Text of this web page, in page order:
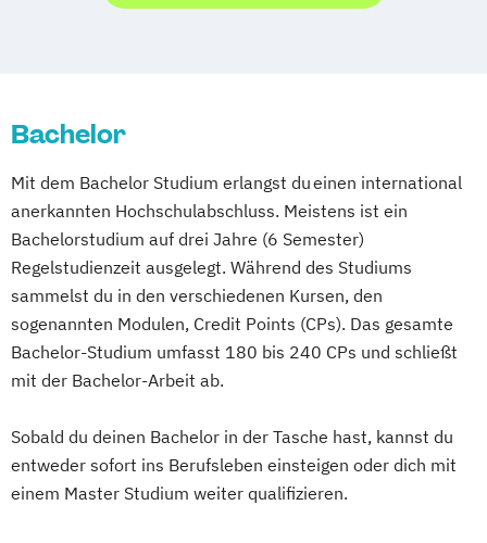
Bachelor
Mit dem Bachelor Studium erlangst du einen international
anerkannten Hochschulabschluss. Meistens ist ein
Bachelorstudium auf drei Jahre (6 Semester)
Regelstudienzeit ausgelegt. Während des Studiums
sammelst du in den verschiedenen Kursen, den
sogenannten Modulen, Credit Points (CPs). Das gesamte
Bachelor-Studium umfasst 180 bis 240 CPs und schließt
mit der Bachelor-Arbeit ab.
Sobald du deinen Bachelor in der Tasche hast, kannst du
entweder sofort ins Berufsleben einsteigen oder dich mit
einem Master Studium weiter qualifizieren.